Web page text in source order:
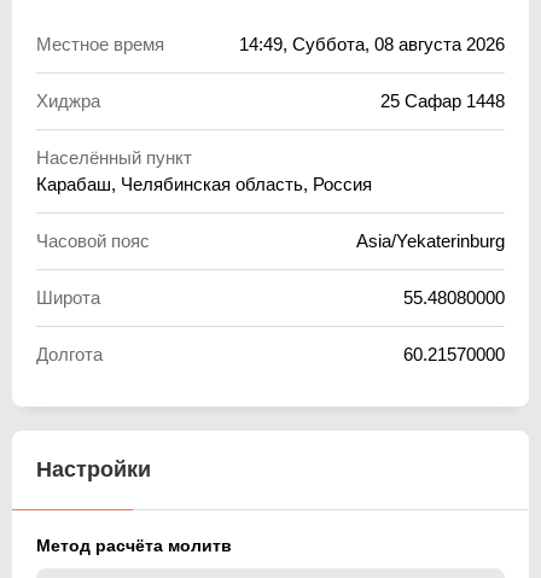
Местное время 14:49, Суббота, 08 августа 2026
Хиджра 25 Сафар 1448
Населённый пункт
Карабаш, Челябинская область, Россия
Часовой пояс Asia/Yekaterinburg
Широта 55.48080000
Долгота 60.21570000
Настройки
Метод расчёта молитв